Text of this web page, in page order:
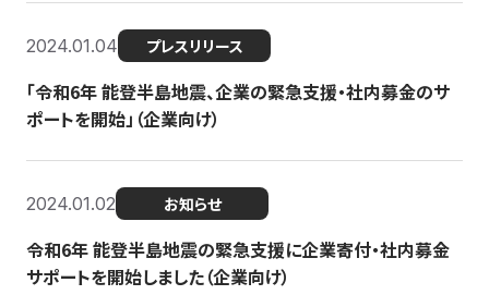
2024.01.04 プレスリリース
「令和6年 能登半島地震、企業の緊急支援・社内募金のサ
ポートを開始」（企業向け）
2024.01.02 お知らせ
令和6年 能登半島地震の緊急支援に企業寄付・社内募金
サポートを開始しました（企業向け）